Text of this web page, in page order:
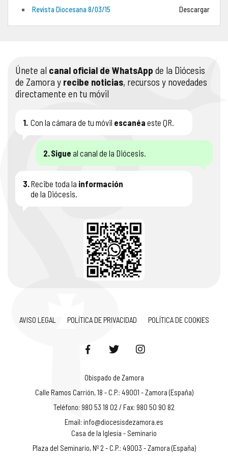
Revista Diocesana 8/03/15 Descargar
Únete al canal oficial de WhatsApp de la Diócesis
de Zamora y recibe noticias, recursos y novedades
directamente en tu móvil
1. Con la cámara de tu móvil escanéa este QR.
2.Sigue al canal de la Diócesis.
3.Recibe toda la información
de la Diócesis.
AVISO LEGAL POLÍTICA DE PRIVACIDAD POLÍTICA DE COOKIES
Obispado de Zamora
Calle Ramos Carrión, 18 - C.P.: 49001 - Zamora (España)
Teléfono: 980 53 18 02 / Fax: 980 50 90 82
Email: info@diocesisdezamora.es
Casa de la Iglesia - Seminario
Plaza del Seminario, Nº 2 - C.P.: 49003 - Zamora (España)
PORTAL DE TRANSPARENCIA
RENDICIÓN CUENTAS ENTIDADES RELIGIOSAS
PREGUNTAS FRECUENTES
APOSTOLADO SEGLAR
VIDA CONSAGRADA
AUDIOS